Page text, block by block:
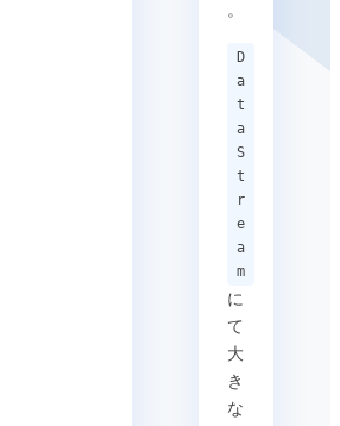
。
D
a
t
a
S
t
r
e
a
m
に
て
大
き
な